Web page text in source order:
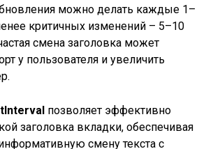
можно делать каждые 1–
критичных изменений – 5–10
смена заголовка может
у пользователя и увеличить
позволяет эффективно
заголовка вкладки, обеспечивая
смену текста с